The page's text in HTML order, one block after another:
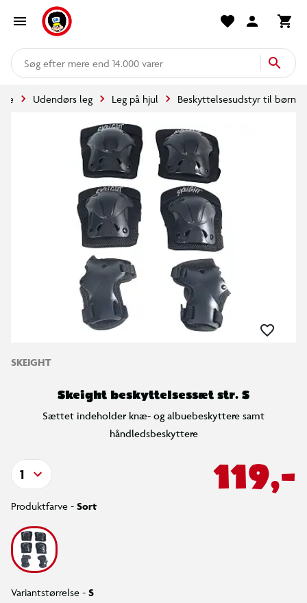
mere end 14.000 varer
Udendørs leg Leg på hjul Beskyttelsesudstyr til børn
SKEIGHT
Skeight beskyttelsessæt str. S
Sættet indeholder knæ- og albuebeskyttere samt
håndledsbeskyttere
Produktfarve - Sort
Variantstørrelse - S
119,-
1